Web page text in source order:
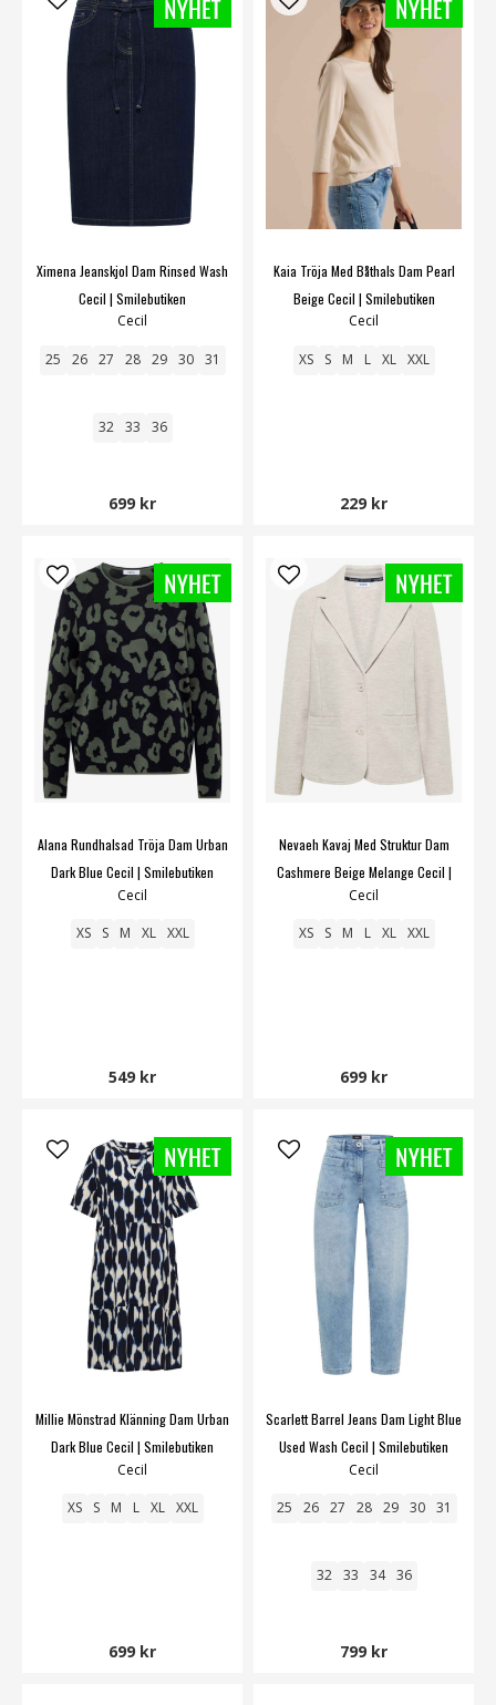
Ximena Jeanskjol Dam Rinsed Wash
Cecil | Smilebutiken
Cecil
25 26 27 28 29 30 31
32 33 36
699 kr
Kaia Tröja Med Båthals Dam Pearl
Beige Cecil | Smilebutiken
Cecil
XS S M L XL XXL
229 kr
Alana Rundhalsad Tröja Dam Urban
Dark Blue Cecil | Smilebutiken
Cecil
XS S M XL XXL
549 kr
Nevaeh Kavaj Med Struktur Dam
Cashmere Beige Melange Cecil |
Smilebutiken
Cecil
XS S M L XL XXL
699 kr
Millie Mönstrad Klänning Dam Urban
Dark Blue Cecil | Smilebutiken
Cecil
XS S M L XL XXL
699 kr
Scarlett Barrel Jeans Dam Light Blue
Used Wash Cecil | Smilebutiken
Cecil
25 26 27 28 29 30 31
32 33 34 36
799 kr